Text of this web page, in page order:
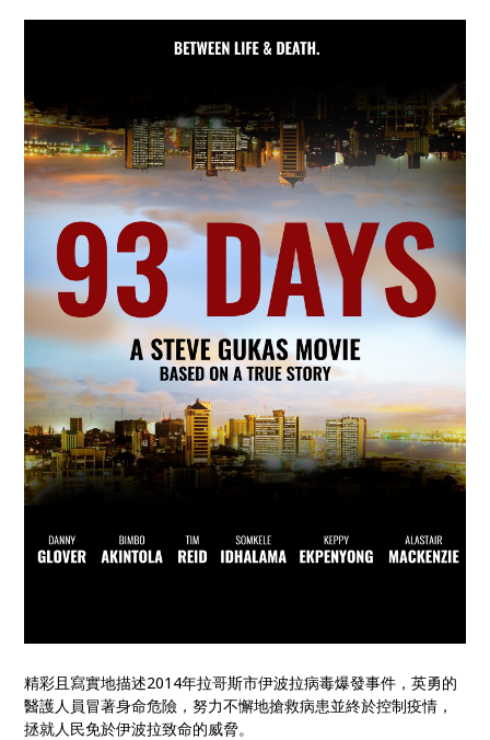
精彩且寫實地描述2014年拉哥斯市伊波拉病毒爆發事件，英勇的
醫護人員冒著身命危險，努力不懈地搶救病患並終於控制疫情，
拯就人民免於伊波拉致命的威脅。